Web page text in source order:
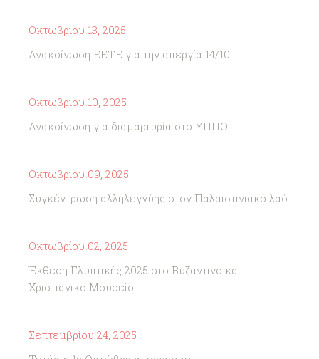
Οκτωβρίου 13, 2025
Ανακοίνωση ΕΕΤΕ για την απεργία 14/10
Οκτωβρίου 10, 2025
Ανακοίνωση για διαμαρτυρία στο ΥΠΠΟ
Οκτωβρίου 09, 2025
Συγκέντρωση αλληλεγγύης στον Παλαιστινιακό λαό
Οκτωβρίου 02, 2025
Έκθεση Γλυπτικής 2025 στο Βυζαντινό και
Χριστιανικό Μουσείο
Σεπτεμβρίου 24, 2025